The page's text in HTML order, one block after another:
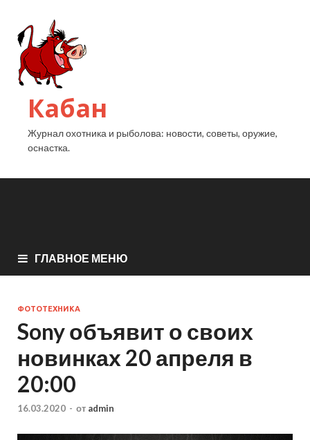
Кабан
Журнал охотника и рыболова: новости, советы, оружие,
оснастка.
ГЛАВНОЕ МЕНЮ
ФОТОТЕХНИКА
Sony объявит о своих
новинках 20 апреля в
20:00
16.03.2020 - от admin